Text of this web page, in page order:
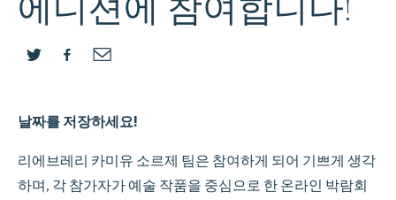
에디션에 참여합니다!
날짜를 저장하세요!
리에브레리 카미유 소르제 팀은 참여하게 되어 기쁘게 생각
하며, 각 참가자가 예술 작품을 중심으로 한 온라인 박람회